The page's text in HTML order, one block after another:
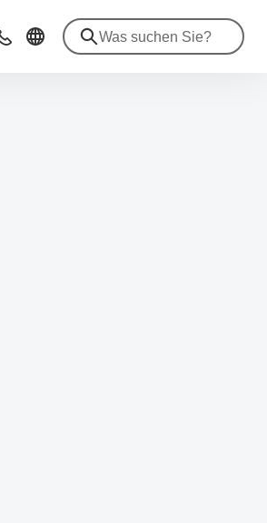
Beratung & Kontakt